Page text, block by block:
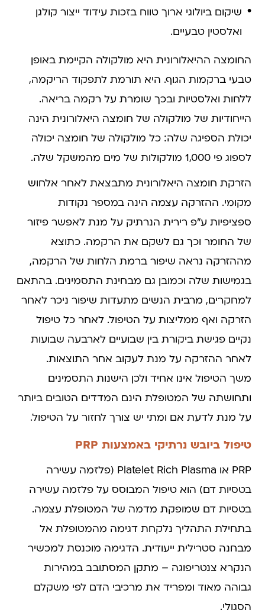
שיקום ביולוגי ארוך טווח בזכות עידוד ייצור קולגן
ואלסטין טבעיים.
החומצה ההיאלורונית היא מולקולה הקיימת באופן
טבעי ברקמות הגוף. היא תורמת לתפקוד הריקמה,
ללחות ואלסטיות ובכך שומרת על רקמה בריאה.
הייחודיות של מולקולה של חומצה היאלורונית הינה
יכולת הספיגה שלה: כל מולקולה של חומצה יכולה
לספוג פי 1,000 מולקולות של מים מהמשקל שלה.
הזרקת חומצה היאלורונית מתבצאת לאחר אלחוש
מקומי. ההזרקה עצמה הינה במספר נקודות
ספציפיות ע״פ רירית הנרתיק על מנת לאפשר פיזור
של החומר וכך גם לשקם את הרקמה. כתוצא
מההזרקה נראה שיפור ברמת הלחות של הרקמה,
בגמישות שלה וכמובן גם מבחינת התסמינים. בהתאם
למחקרים, מרבית הנשים מתעדות שיפור ניכר לאחר
הזרקה ואף ממליצות על הטיפול. לאחר כל טיפול
נקיים פגישת ביקורת בין שבועיים לארבעה שבועות
לאחר ההזרקה על מנת לעקוב אחר התוצאות.
משך הטיפול אינו אחיד ולכן הישנות התסמינים
ותחושתה של המטופלת הינם המדדים הטובים ביותר
על מנת לדעת אם ומתי יש צורך לחזור על הטיפול.
טיפול ביובש נרתיקי באמצעות PRP
PRP או Platelet Rich Plasma (פלזמה עשירה
בטסיות דם) הוא טיפול המבוסס על פלזמה עשירה
בטסיות דם שמופקת מדמה של המטופלת עצמה.
בתחילת התהליך נלקחת דגימה מהמטופלת אל
מבחנה סטרילית ייעודית. הדגימה מוכנסת למכשיר
הנקרא צנטריפוגה – מתקן המסתובב במהירות
גבוהה מאוד ומפריד את מרכיבי הדם לפי משקלם
הסגולי.